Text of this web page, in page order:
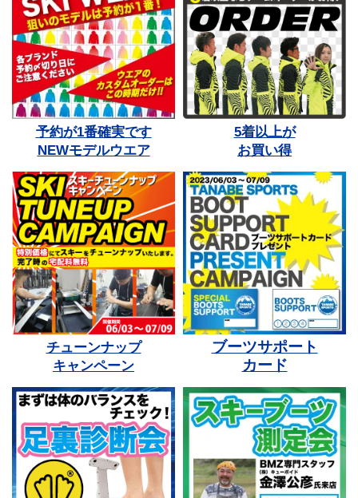
予約が1番確実です
NEWモデルウエア
5着以上が
お買い得
チューンナップ
キャンペーン
ブーツサポート
カード